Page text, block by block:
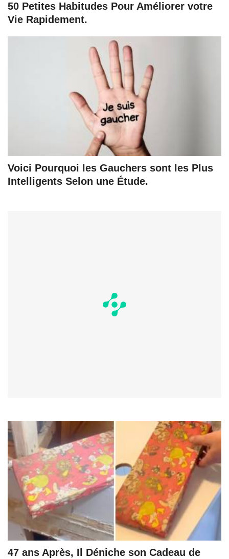
50 Petites Habitudes Pour Améliorer votre
Vie Rapidement.
Voici Pourquoi les Gauchers sont les Plus
Intelligents Selon une Étude.
47 ans Après, Il Déniche son Cadeau de